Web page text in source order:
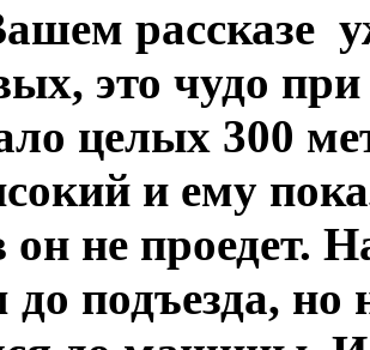
рассказе
это чудо
целых 300
и ему
он не проедет.
подъезда, но